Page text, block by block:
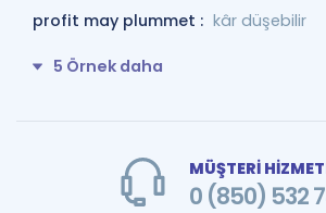
profit may plummet : kâr düşebilir
5 Örnek daha
MÜŞTERİ
0 (850) 532